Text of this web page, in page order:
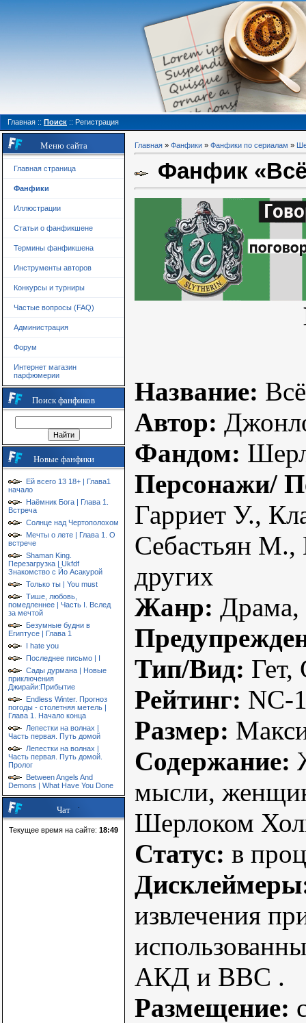
Главная :: Поиск :: Регистрация
Меню сайта
Главная страница
Фанфики
Иллюстрации
Статьи о фанфикшене
Термины фанфикшена
Инструменты авторов
Конкурсы и турниры
Частые вопросы (FAQ)
Администрация
Форум
Интернет магазин
парфюмерии
Поиск фанфиков
Новые фанфики
Ей всего 13 18+ | Глава1
начало
Наёмник Бога | Глава 1.
Встреча
Солнце над Чертополохом
Мечты о лете | Глава 1. О
встрече
Shaman King.
Перезагрузка | Ukfdf
Знакомство с Йо Асакурой
Только ты | You must
Тише, любовь,
помедленнее | Часть I. Вслед
за мечтой
Безумные будни в
Египтусе | Глава 1
I hate you
Последнее письмо | I
Сады дурмана | Новые
приключения
Джирайи:Прибытие
Endless Winter. Прогноз
погоды - столетняя метель |
Глава 1. Начало конца
Лепестки на волнах |
Часть первая. Путь домой
Лепестки на волнах |
Часть первая. Путь домой.
Пролог
Between Angels And
Demons | What Have You Done
Чат
Текущее время на сайте: 18:49
Главная » Фанфики » Фанфики по сериалам »
Фанфик
Название:
Автор:
Фандом:
Персонажи/
Гарриет У.,
Себастьян
других
Жанр:
Тип/Вид:
Рейтинг: NC-
Размер:
Содержание:
мысли,
Шерлоком
Статус: в
извлечения
АКД и ВВС .
Размещение: